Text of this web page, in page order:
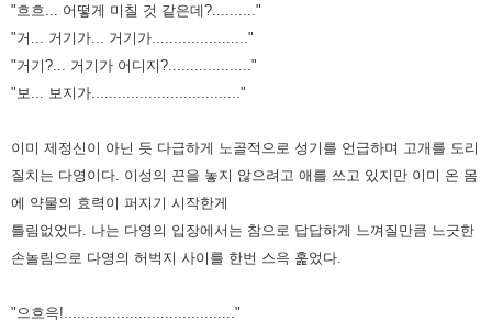
"흐흐... 어떻게 미칠 것 같은데?.........."
"거... 거기가... 거기가......................"
"거기?... 거기가 어디지?..................."
"보... 보지가.................................."
이미 제정신이 아닌 듯 다급하게 노골적으로 성기를 언급하며 고개를 도리
질치는 다영이다. 이성의 끈을 놓지 않으려고 애를 쓰고 있지만 이미 온 몸
에 약물의 효력이 퍼지기 시작한게
틀림없었다. 나는 다영의 입장에서는 참으로 답답하게 느껴질만큼 느긋한
손놀림으로 다영의 허벅지 사이를 한번 스윽 훑었다.
"으흐윽!......................................."